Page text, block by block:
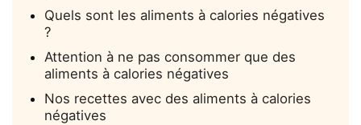
Quels sont les aliments à calories négatives
?
Attention à ne pas consommer que des
aliments à calories négatives
Nos recettes avec des aliments à calories
négatives